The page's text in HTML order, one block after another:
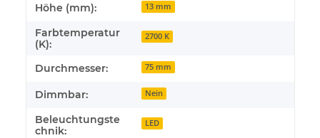
Höhe (mm): 13 mm
Farbtemperatur
(K):
2700 K
Durchmesser: 75 mm
Dimmbar: Nein
Beleuchtungste
chnik:
LED